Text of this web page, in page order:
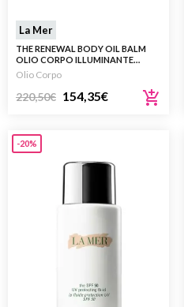
La Mer
THE RENEWAL BODY OIL BALM
OLIO CORPO ILLUMINANTE
200ML
Olio Corpo
220,50€ 154,35€
-20%